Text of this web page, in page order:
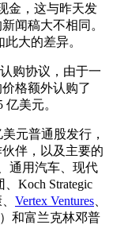
金，这与昨天发
闻稿大不相同。
大的差异。
购协议，由于一
格额外认购了
美元。
元普通股发行，
伴，以及主要的
、通用汽车、现代
Koch Strategic
Vertex Ventures
和富兰克林邓普